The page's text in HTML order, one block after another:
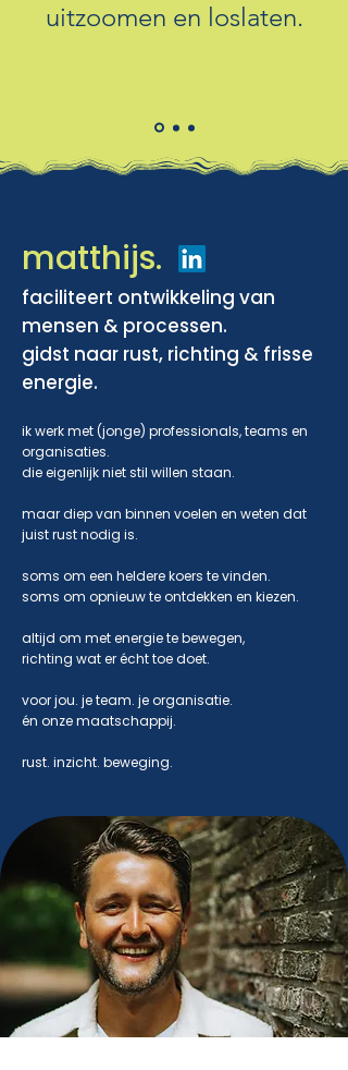
uitzoomen en loslaten.
matthijs.
faciliteert ontwikkeling van
mensen & processen.
gidst naar rust, richting & frisse
energie.
ik werk met (jonge) professionals, teams en
organisaties.
die eigenlijk niet stil willen staan.
maar diep van binnen voelen en weten dat
juist rust nodig is.
soms om een heldere koers te vinden.
soms om opnieuw te ontdekken en kiezen.
altijd om met energie te bewegen,
richting wat er écht toe doet.
voor jou. je team. je organisatie.
én onze maatschappij.
rust. inzicht. beweging.